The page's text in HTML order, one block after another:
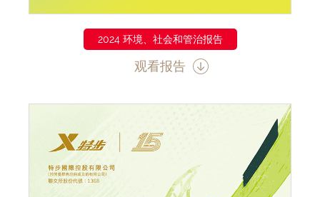
2024 环境、社会和管治报告
观看报告